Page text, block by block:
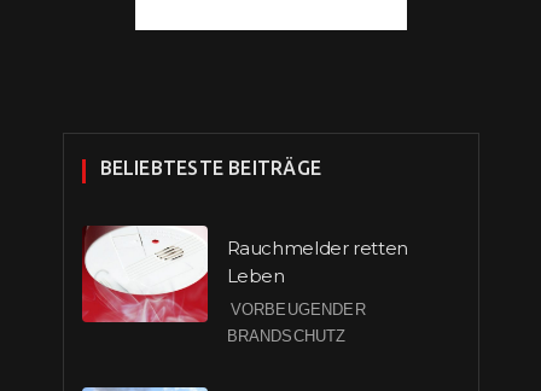
BELIEBTESTE BEITRÄGE
Rauchmelder retten
Leben
VORBEUGENDER
BRANDSCHUTZ